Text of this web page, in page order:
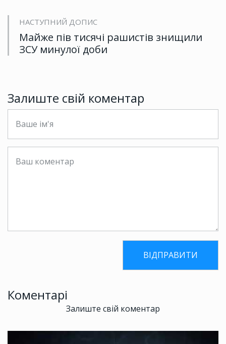
НАСТУПНИЙ ДОПИС
Майже пів тисячі рашистів знищили
ЗСУ минулої доби
Залиште свій коментар
Коментарі
Залиште свій коментар